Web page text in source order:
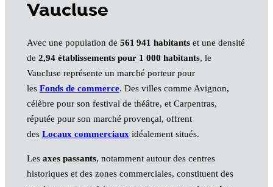
Vaucluse
Avec une population de 561 941 habitantset une densité
de 2,94 établissements pour 1 000 habitants, le
Vaucluse représente un marché porteur pour
les Fonds de commerce. Des villes comme Avignon,
célèbre pour son festival de théâtre, et Carpentras,
réputée pour son marché provençal, offrent
des Locaux commerciaux idéalement situés.
Les axes passants, notamment autour des centres
historiques et des zones commerciales, constituent des